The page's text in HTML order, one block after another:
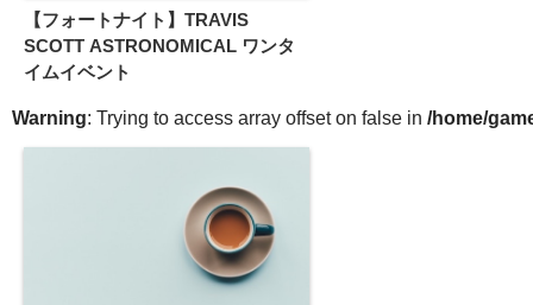
【フォートナイト】TRAVIS
SCOTT ASTRONOMICAL ワンタ
イムイベント
Warning: Trying to access array offset on false in /home/